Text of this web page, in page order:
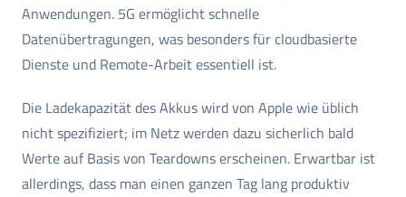
Anwendungen. 5G ermöglicht schnelle
Datenübertragungen, was besonders für cloudbasierte
Dienste und Remote-Arbeit essentiell ist.
Die Ladekapazität des Akkus wird von Apple wie üblich
nicht spezifiziert; im Netz werden dazu sicherlich bald
Werte auf Basis von Teardowns erscheinen. Erwartbar ist
allerdings, dass man einen ganzen Tag lang produktiv